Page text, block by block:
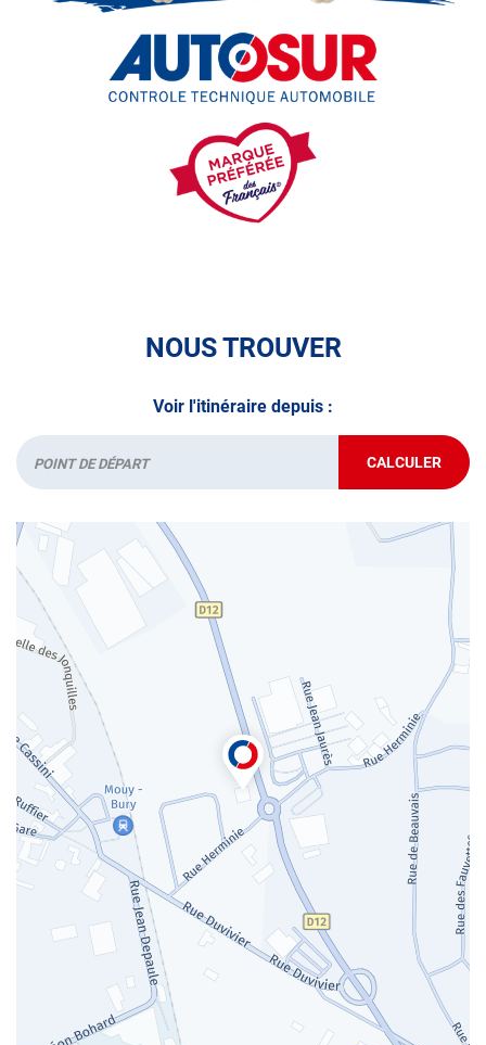
• le contrôle de la Catégorie L (moto, scooter, mobylette, 3
roues, quad, voiturette, voiture sans permis)
N’attendez plus pour votre sécurité et faire vérifier votre
véhicule : Prenez RDV dans votrecentre de contrôle
NOUS TROUVER
Voir l'itinéraire depuis :
Départ CALCULER
JUSQU'AU
POINT
VENTE
AUTOSUR